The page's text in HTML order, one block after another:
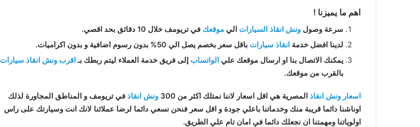
اهم ما يميزنا !
سرعة وصول ونش انقاذ السيارات الي موقعك في تريومف خلال 10 دقائق بحد اقصي.
لدينا افضل خدمة انقاذ سيارات باقل سعر بخصم يصل الي 50% بدون رسوم اضافية و بدون اكراميات.
يمكنك الاتصال بنا او ارسال موقعك علي الواتساب إلى فريق خدمة العملاء ليتم ربطك بـاقرب ونش انقاذ سيارات
بالقرب من موقعك.
اسعار ونش انقاذ المصرية هي اقل اسعار لاننا نمتلك اكثر من 300 ونش انقاذ في تريومف و المناطق المجاورة لذلك
اوناشنا دائما قريبة منك وخدماتنا باعلي جودة و اقل سعر فنحن نسعي دائما لرضا عملائنا لانك انت وسيارتك على راس
اولوياتنا ومهمتنا ان نجعلك دائما في امان تام علي الطريق.